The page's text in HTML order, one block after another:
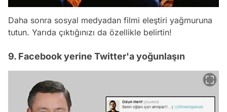
Daha sonra sosyal medyadan filmi eleştiri yağmuruna
tutun. Yarıda çıktığınızı da özellikle belirtin!
9. Facebook yerine Twitter'a yoğunlaşın